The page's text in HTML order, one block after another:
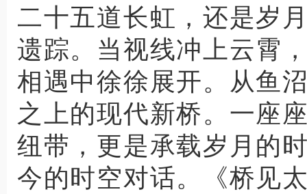
二十五道长虹，还是岁
遗踪。当视线冲上云霄
相遇中徐徐展开。从鱼
之上的现代新桥。一座
纽带，更是承载岁月的
今的时空对话。《桥见